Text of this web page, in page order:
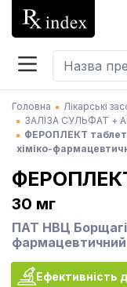
Головна
Лікарські
ЗАЛІЗА СУЛЬФАТ +
ФЕРОПЛЕКТ
хіміко-
30 мг
ПАТ НВЦ
Ефективність